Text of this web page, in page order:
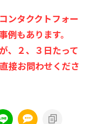
ンタククトフォー
例もあります。
、２、３日たって
接お問わせくださ